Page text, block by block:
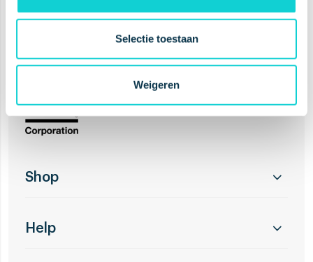
Selectie toestaan
Weigeren
Shop
Help